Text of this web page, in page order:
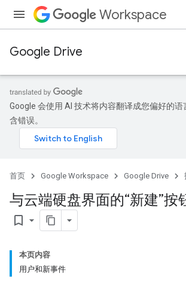
Workspace
Google Drive
Google 会使用 AI 技术将内容翻译成您偏好的
含错误。
首页 Google Workspace Google Drive
与云端硬盘界面的“新建”按
bookmark_border
本页内容
用户和新事件